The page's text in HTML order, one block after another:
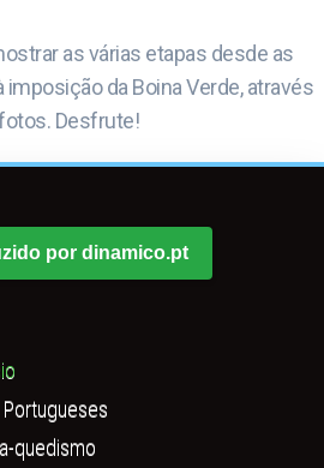
as várias etapas desde as
da Boina Verde, através
Desfrute!
por dinamico.pt
quedismo